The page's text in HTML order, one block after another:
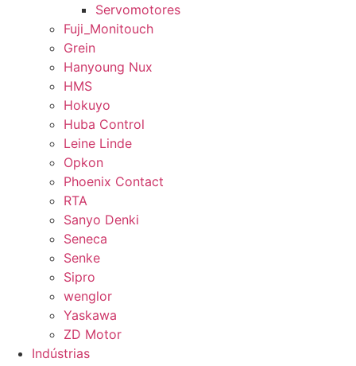
Servomotores
Fuji_Monitouch
Grein
Hanyoung Nux
HMS
Hokuyo
Huba Control
Leine Linde
Opkon
Phoenix Contact
RTA
Sanyo Denki
Seneca
Senke
Sipro
wenglor
Yaskawa
ZD Motor
Indústrias